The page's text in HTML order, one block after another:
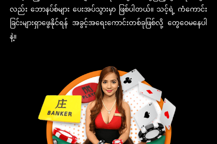
လည်း ဘောနပ်စ်များ ပေးအပ်သွားမှာ ဖြစ်ပါတယ်။ သင့်ရဲ့ ကံကောင်း
ခြင်းများရှာဖွေနိုင်ရန် အခွင့်အရေးကောင်းတစ်ခုဖြစ်လို့ တွေဝေမနေပါ
နဲ့။